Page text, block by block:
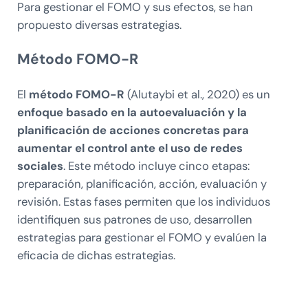
Para gestionar el FOMO y sus efectos, se han
propuesto diversas estrategias.
Método FOMO-R
El método FOMO-R (Alutaybi et al., 2020) es un
enfoque basado en la autoevaluación y la
planificación de acciones concretas para
aumentar el control ante el uso de redes
sociales. Este método incluye cinco etapas:
preparación, planificación, acción, evaluación y
revisión. Estas fases permiten que los individuos
identifiquen sus patrones de uso, desarrollen
estrategias para gestionar el FOMO y evalúen la
eficacia de dichas estrategias.